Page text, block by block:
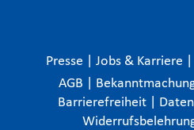
Presse Jobs & Karriere
AGB
Barrierefreiheit